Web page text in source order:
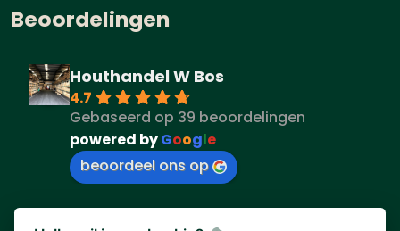
Beoordelingen
Houthandel W Bos
4.7
Gebaseerd op 39 beoordelingen
powered byGoogle
beoordeel ons op